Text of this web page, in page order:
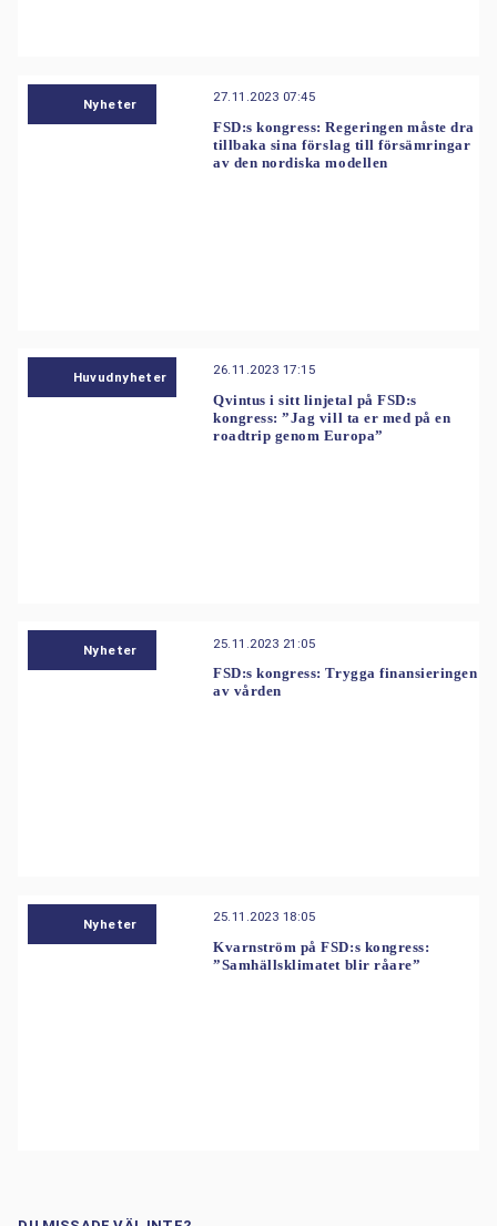
Nyheter 27.11.2023 07:45
FSD:s kongress: Regeringen måste dra
tillbaka sina förslag till försämringar
av den nordiska modellen
Huvudnyheter 26.11.2023 17:15
Qvintus i sitt linjetal på FSD:s
kongress: ”Jag vill ta er med på en
roadtrip genom Europa”
Nyheter 25.11.2023 21:05
FSD:s kongress: Trygga finansieringen
av vården
Nyheter 25.11.2023 18:05
Kvarnström på FSD:s kongress:
”Samhällsklimatet blir råare”